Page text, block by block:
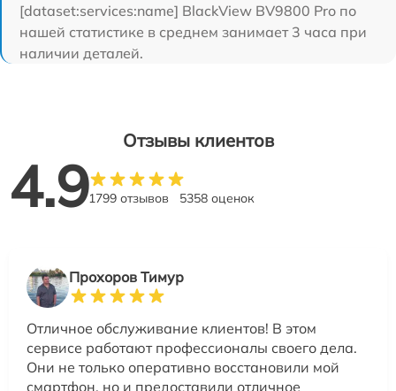
[dataset:services:name] BlackView BV9800 Pro по
нашей статистике в среднем занимает 3 часа при
наличии деталей.
Отзывы клиентов
4.91799 отзывов 5358 оценок
Прохоров Тимур
Отличное обслуживание клиентов! В этом
сервисе работают профессионалы своего дела.
Они не только оперативно восстановили мой
смартфон, но и предоставили отличное